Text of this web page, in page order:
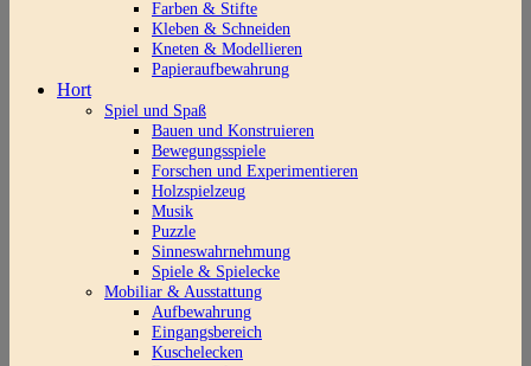
Farben & Stifte
Kleben & Schneiden
Kneten & Modellieren
Papieraufbewahrung
Hort
Spiel und Spaß
Bauen und Konstruieren
Bewegungsspiele
Forschen und Experimentieren
Holzspielzeug
Musik
Puzzle
Sinneswahrnehmung
Spiele & Spielecke
Mobiliar & Ausstattung
Aufbewahrung
Eingangsbereich
Kuschelecken